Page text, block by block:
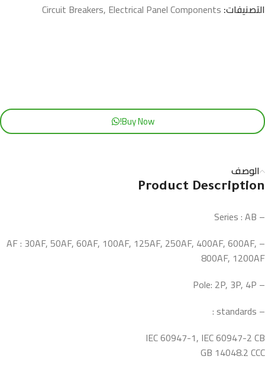
التصنيفات: Circuit Breakers, Electrical Panel Components
Buy Now!
الوصف
Product Description
– Series : AB
– AF : 30AF, 50AF, 60AF, 100AF, 125AF, 250AF, 400AF, 600AF,
800AF, 1200AF
– Pole: 2P, 3P, 4P
– standards :
IEC 60947-1, IEC 60947-2 CB
GB 14048.2 CCC